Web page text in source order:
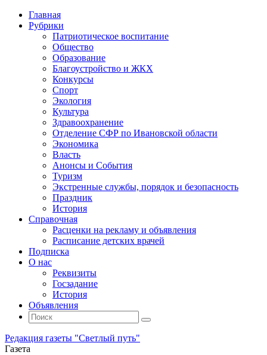
Главная
Рубрики
Патриотическое воспитание
Общество
Образование
Благоустройство и ЖКХ
Конкурсы
Спорт
Экология
Культура
Здравоохранение
Отделение СФР по Ивановской области
Экономика
Власть
Анонсы и События
Туризм
Экстренные службы, порядок и безопасность
Праздник
История
Справочная
Расценки на рекламу и объявления
Расписание детских врачей
Подписка
О нас
Реквизиты
Госзадание
История
Объявления
Поиск
Искать:
Поиск
Редакция газеты "Светлый путь"
Газета